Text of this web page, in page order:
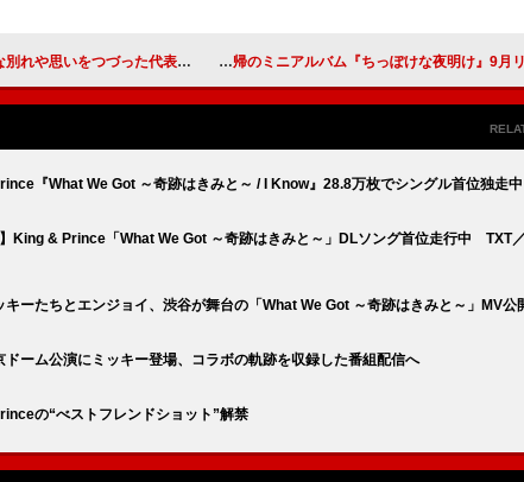
曲「Remember Me」を披露＜THE FIRST TAKE＞ PEDRO、原点回帰のミニアルバム『ちっぽけな夜明け』9
『What We Got ～奇跡はきみと～ / I Know』28.8万枚でシングル首位独走中
】King & Prince「What We Got ～奇跡はきみと～」DLソング首位走行中 TXT
ーたちとエンジョイ、渋谷が舞台の「What We Got ～奇跡はきみと～」MV公
ーム公演にミッキー登場、コラボの軌跡を収録した番組配信へ
の“べストフレンドショット”解禁